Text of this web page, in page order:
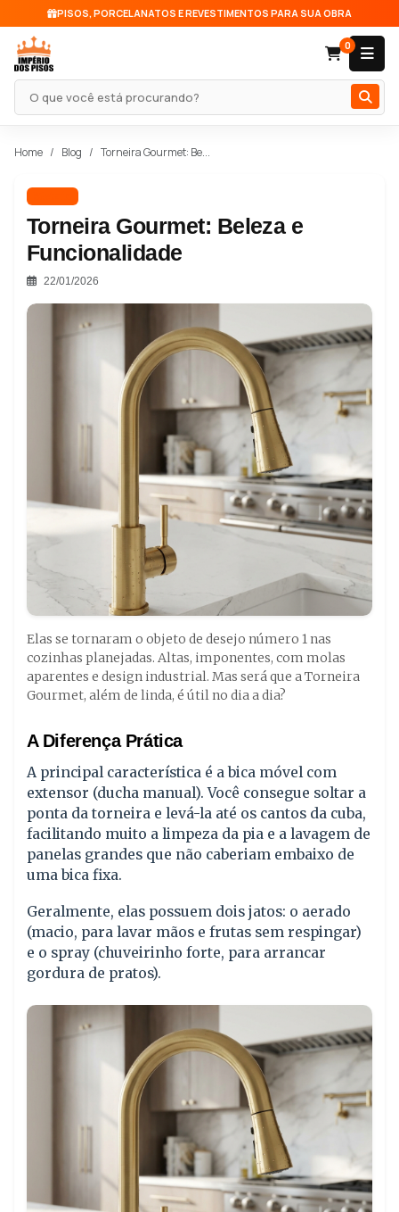
PISOS, PORCELANATOS E REVESTIMENTOS PARA SUA OBRA
Pesquisar produto
0
Home Blog Torneira Gourmet: Be...
Torneira Gourmet: Beleza e
Funcionalidade
22/01/2026
Elas se tornaram o objeto de desejo número 1 nas
cozinhas planejadas. Altas, imponentes, com molas
aparentes e design industrial. Mas será que a Torneira
Gourmet, além de linda, é útil no dia a dia?
A Diferença Prática
A principal característica é a bica móvel com
extensor (ducha manual). Você consegue soltar a
ponta da torneira e levá-la até os cantos da cuba,
facilitando muito a limpeza da pia e a lavagem de
panelas grandes que não caberiam embaixo de
uma bica fixa.
Geralmente, elas possuem dois jatos: o aerado
(macio, para lavar mãos e frutas sem respingar)
e o spray (chuveirinho forte, para arrancar
gordura de pratos).